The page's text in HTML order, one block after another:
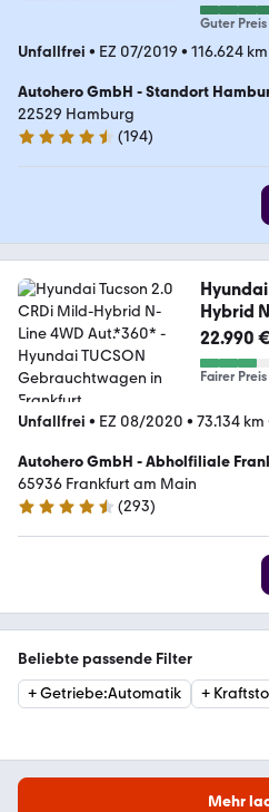
Guter Preis
Unfallfrei • EZ 07/2019 • 116.624 km
Autohero GmbH - Standort
22529 Hamburg
4.6 Sterne
(194)
Hybrid
22.990
Fairer Preis
Unfallfrei • EZ 08/2020 • 73.134 km
Autohero GmbH - Abholfiliale
65936 Frankfurt am Main
4.6 Sterne
(293)
Beliebte passende Filter
+Getriebe:Automatik +
Mehr